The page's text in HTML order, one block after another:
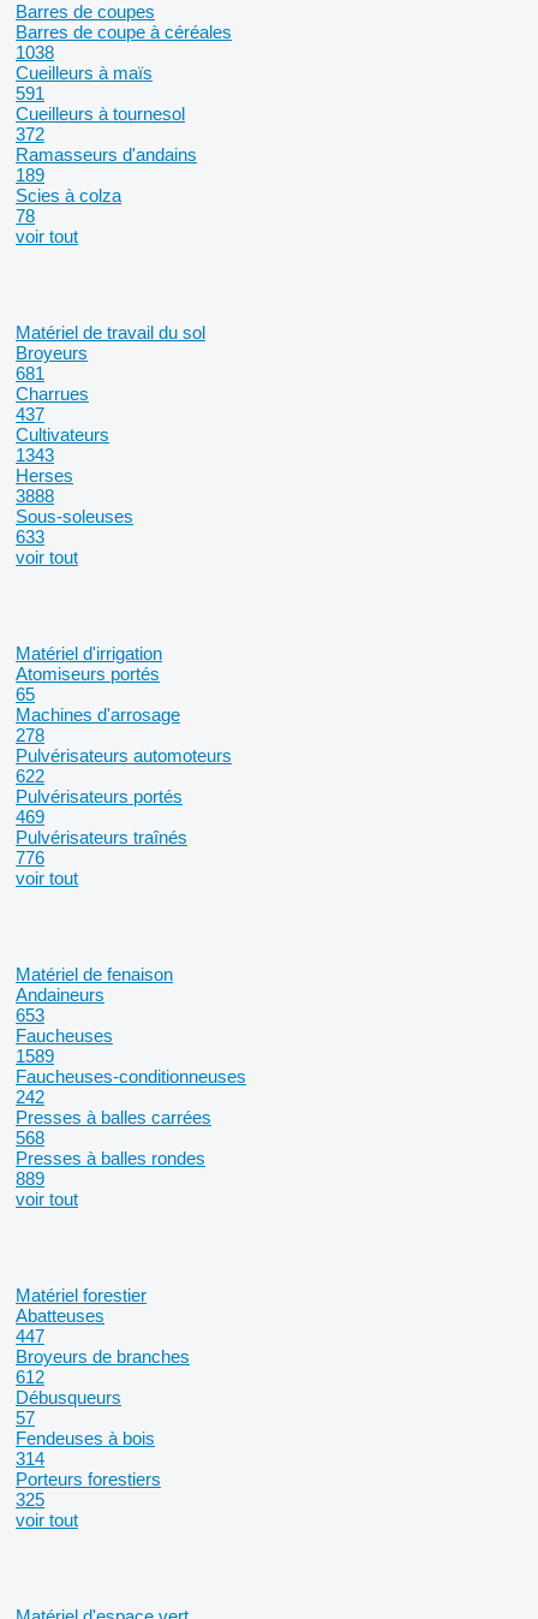
Barres de coupes
Barres de coupe à céréales
1038
Cueilleurs à maïs
591
Cueilleurs à tournesol
372
Ramasseurs d'andains
189
Scies à colza
78
voir tout
Matériel de travail du sol
Broyeurs
681
Charrues
437
Cultivateurs
1343
Herses
3888
Sous-soleuses
633
voir tout
Matériel d'irrigation
Atomiseurs portés
65
Machines d'arrosage
278
Pulvérisateurs automoteurs
622
Pulvérisateurs portés
469
Pulvérisateurs traînés
776
voir tout
Matériel de fenaison
Andaineurs
653
Faucheuses
1589
Faucheuses-conditionneuses
242
Presses à balles carrées
568
Presses à balles rondes
889
voir tout
Matériel forestier
Abatteuses
447
Broyeurs de branches
612
Débusqueurs
57
Fendeuses à bois
314
Porteurs forestiers
325
voir tout